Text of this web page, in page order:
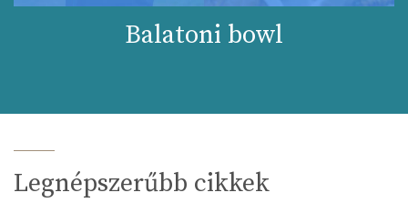
Balatoni bowl
Legnépszerűbb cikkek